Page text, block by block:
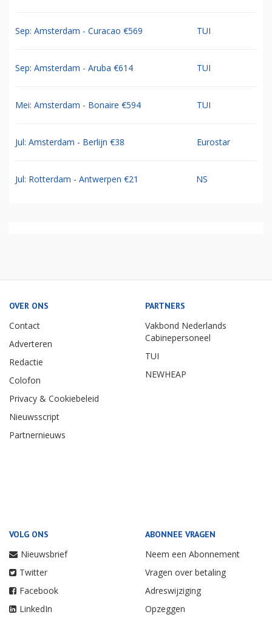
Sep: Amsterdam - Curacao €569 TUI
Sep: Amsterdam - Aruba €614 TUI
Mei: Amsterdam - Bonaire €594 TUI
Jul: Amsterdam - Berlijn €38 Eurostar
Jul: Rotterdam - Antwerpen €21 NS
OVER ONS
Contact
Adverteren
Redactie
Colofon
Privacy & Cookiebeleid
Nieuwsscript
Partnernieuws
PARTNERS
Vakbond Nederlands
Cabinepersoneel
TUI
NEWHEAP
VOLG ONS
Nieuwsbrief
Twitter
Facebook
LinkedIn
ABONNEE VRAGEN
Neem een Abonnement
Vragen over betaling
Adreswijziging
Opzeggen